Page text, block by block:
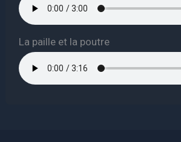
La paille et la poutre